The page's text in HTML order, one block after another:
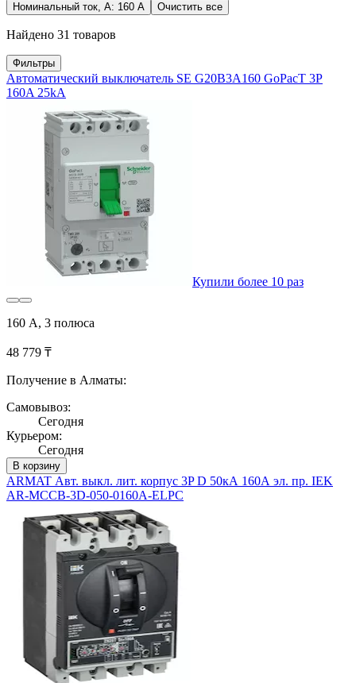
Номинальный ток, А: 160 А Очистить все
Найдено 31 товаров
Фильтры
Автоматический выключатель SE G20B3A160 GoPacT 3P
160A 25kA
Купили более 10 раз
160 А, 3 полюса
48 779 ₸
Получение в Алматы:
Самовывоз:
Сегодня
Курьером:
Сегодня
В корзину
ARMAT Авт. выкл. лит. корпус 3P D 50кА 160А эл. пр. IEK
AR-MCCB-3D-050-0160A-ELPC